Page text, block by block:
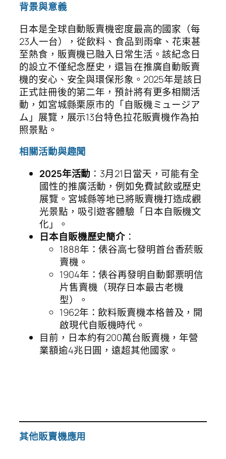
背景與意義
日本是全球自動販賣機密度最高的國家（每
23人一台），從飲料、食品到雨傘、花束甚
至熱食，販賣機已融入日常生活。該紀念日
的設立不僅紀念歷史，還旨在推廣自動販賣
機的安心、安全與環保形象。2025年是該日
正式註冊後的第二年，預計將有更多相關活
動，如宮城縣栗原市的「自販機ミュージア
ム」展覽，展示13台特色拉花販賣機作為拍
照景點。
相關活動與趣聞
2025年活動 ：3月21日當天，可能有全
國性的推廣活動，例如免費試飲或歷史
展覽。宮城縣等地已將販賣機打造成觀
光景點，吸引遊客體驗「日本自販機文
化」。
日本自販機歷史簡介 ：
1888年：俵谷高七發明首台香菸販
賣機。
1904年：俵谷再發明自動郵票明信
片售賣機（現存日本最古老機
型）。
1962年：飲料販賣機本格普及，開
啟現代自販機時代。
目前，日本約有200萬台販賣機，年營
業額逾4兆日圓，遠超其他國家。
其他販賣機應用